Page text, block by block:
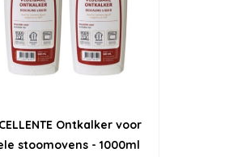
Ontkalker voor
stoomovens - 1000ml